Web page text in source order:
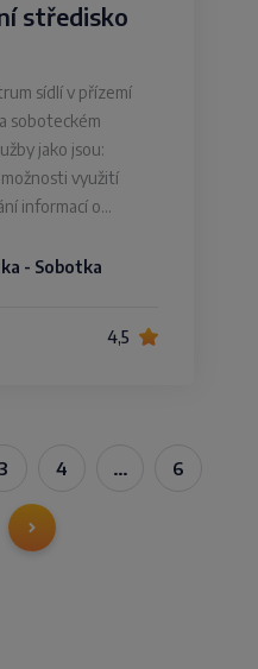
středisko
sídlí v přízemí
soboteckém
jako jsou:
využití
informací o…
- Sobotka
4,5
3 4 … 6